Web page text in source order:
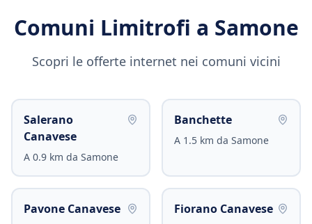
Comuni Limitrofi a Samone
Scopri le offerte internet nei comuni vicini
Salerano
Canavese
A 0.9 km da Samone
Banchette
A 1.5 km da Samone
Pavone Canavese Fiorano Canavese